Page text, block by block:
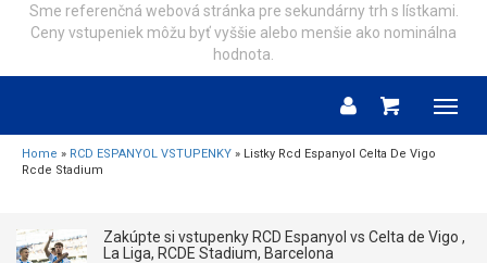
Sme referenčná webová stránka pre sekundárny trh s lístkami.
Ceny vstupeniek môžu byť vyššie alebo menšie ako nominálna
hodnota.
Menu
Home » RCD ESPANYOL VSTUPENKY » Listky Rcd Espanyol Celta De Vigo
Rcde Stadium
Zakúpte si vstupenky RCD Espanyol vs Celta de Vigo ,
La Liga, RCDE Stadium, Barcelona